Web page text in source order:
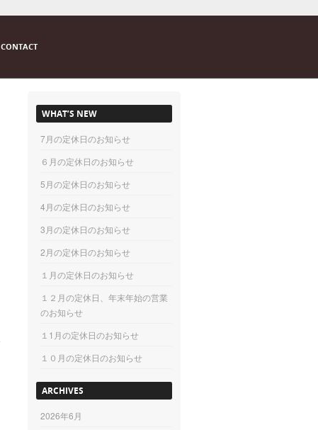
CONTACT
WHAT’S NEW
7月の定休日のお知らせ
６月の定休日のお知らせ
5月の定休日のお知らせ
4月の定休日のお知らせ
3月の定休日のお知らせ
2月の定休日のお知らせ
１月の定休日のお知らせ
１２月の定休日、年末年始の営業
のお知らせ
１1月の定休日のお知らせ
１０月の定休日のお知らせ
ARCHIVES
2026年6月